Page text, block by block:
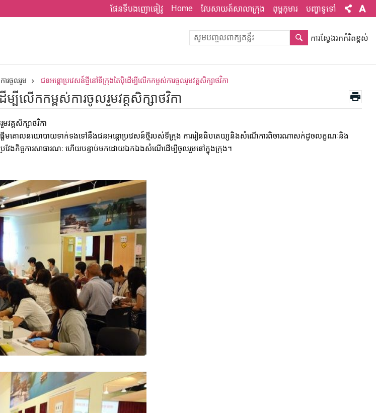
ផែនទីបងញោផៀវូ Home វែបសាយត៍សាលាក្រុង ពុម្ពកុមារ បញ្ហាទូទៅ
ការស្វែងរកកំរិតខ្ពស់
ារចូលរួម ជនអន្តោប្រវេសន៍ថ្មីនៅទីក្រុងតៃប៉ិដើម្បីលើកកម្ពស់ការចូលរួមវគ្គសិក្សាថវិកា
ម្បីលើកកម្ពស់ការចូលរួមវគ្គសិក្សាថវិកា
វគ្គសិក្សាថវិកា
តើមគោលនយោបាយទាក់ទងទៅនឹងជនអន្តោប្រវេសន៍ថ្មីរបស់ទីក្រុង ការរៀនធិបតេយ្យនិងសំណើការពិចារណាសក់ដូចលក្ខណៈនិង
ងកិច្ចការសាធារណៈ ហើយបន្ទាប់មកដោយឯកឯងសំណើដើម្បីចូលរួមនៅក្នុងក្រុង។